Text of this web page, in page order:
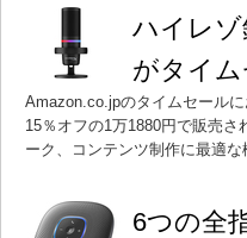
ハイレゾ
がタイ
Amazon.co.jpのタイムセール
15％オフの1万1880円で販売
ーク、コンテンツ制作に最適
6つの全